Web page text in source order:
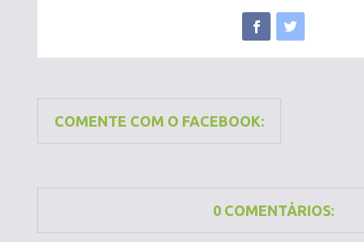
COMENTE COM O FACEBOOK:
0 COMENTÁRIOS: